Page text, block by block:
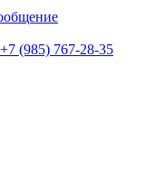
+7 (985) 767-28-35